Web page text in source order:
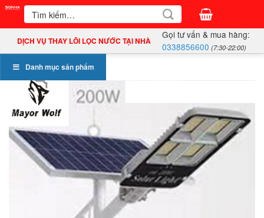
Bỏ
dung
Tìm
kiếm:
DỊCH VỤ THAY LÕI LỌC NƯỚC TẠI NHÀ
Gọi tư vấn & mua hàng:
0338856600 (7:30-22:00)
Danh mục sản phẩm